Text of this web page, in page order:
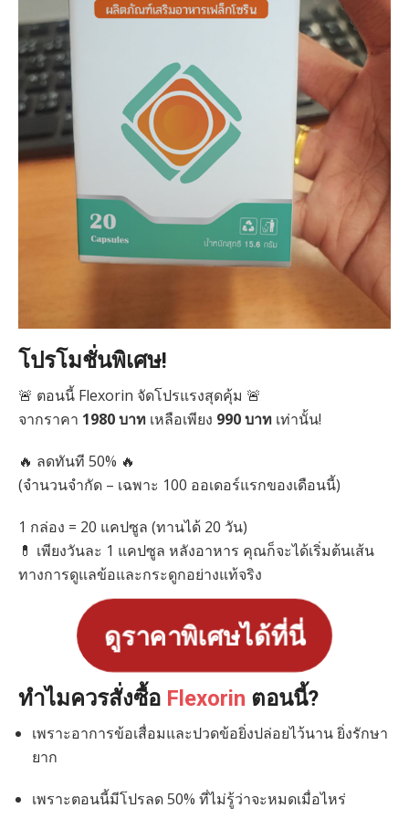
โปรโมชั่นพิเศษ!
🚨 ตอนนี้ Flexorin จัดโปรแรงสุดคุ้ม 🚨
จากราคา 1980 บาท เหลือเพียง 990 บาท เท่านั้น!
🔥 ลดทันที 50% 🔥
(จำนวนจำกัด – เฉพาะ 100 ออเดอร์แรกของเดือนนี้)
1 กล่อง = 20 แคปซูล (ทานได้ 20 วัน)
💊 เพียงวันละ 1 แคปซูล หลังอาหาร คุณก็จะได้เริ่มต้นเส้น
ทางการดูแลข้อและกระดูกอย่างแท้จริง
ดูราคาพิเศษได้ที่นี่
ทำไมควรสั่งซื้อ Flexorin ตอนนี้?
เพราะอาการข้อเสื่อมและปวดข้อยิ่งปล่อยไว้นาน ยิ่งรักษา
ยาก
เพราะตอนนี้มีโปรลด 50% ที่ไม่รู้ว่าจะหมดเมื่อไหร่